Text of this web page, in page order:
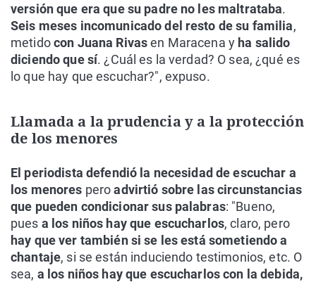
versión que era que su padre no les maltrataba.
Seis meses incomunicado del resto de su familia,
metidocon Juana Rivasen Maracena y ha salido
diciendo que sí. ¿Cuál es la verdad? O sea, ¿qué es
lo que hay que escuchar?", expuso.
Llamada a la prudencia y a la protección
de los menores
El periodista defendió la necesidad de escuchar a
los menores peroadvirtió sobre las circunstancias
que pueden condicionar sus palabras: "Bueno,
pues a los niños hay que escucharlos, claro, pero
hay que ver también si se les está sometiendo a
chantaje, si se están induciendo testimonios, etc. O
sea, a los niños hay que escucharlos con la debida,